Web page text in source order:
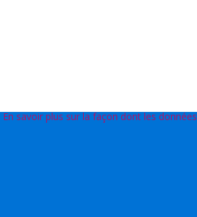
En savoir plus sur la façon dont les données